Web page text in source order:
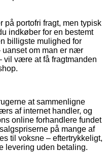
på portofri fragt, men typisk
indkøber for en bestemt
billigste mulighed for
uanset om man er nær
vil være at få fragtmanden
at sammenligne
af internet handler, og
online forhandlere fundet
på mange af
til voksne – eftertrykkeligt,
levering uden betaling.